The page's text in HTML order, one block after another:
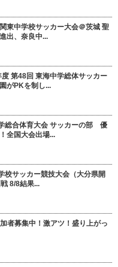
東中学校サッカー大会＠茨城 聖
出、奈良中...
度 第48回 東海中学総体サッカー
がPKを制し...
総合体育大会 サッカーの部 優
全国大会出場...
校サッカー競技大会（大分県開
8/8結果...
者募集中！激アツ！盛り上がっ